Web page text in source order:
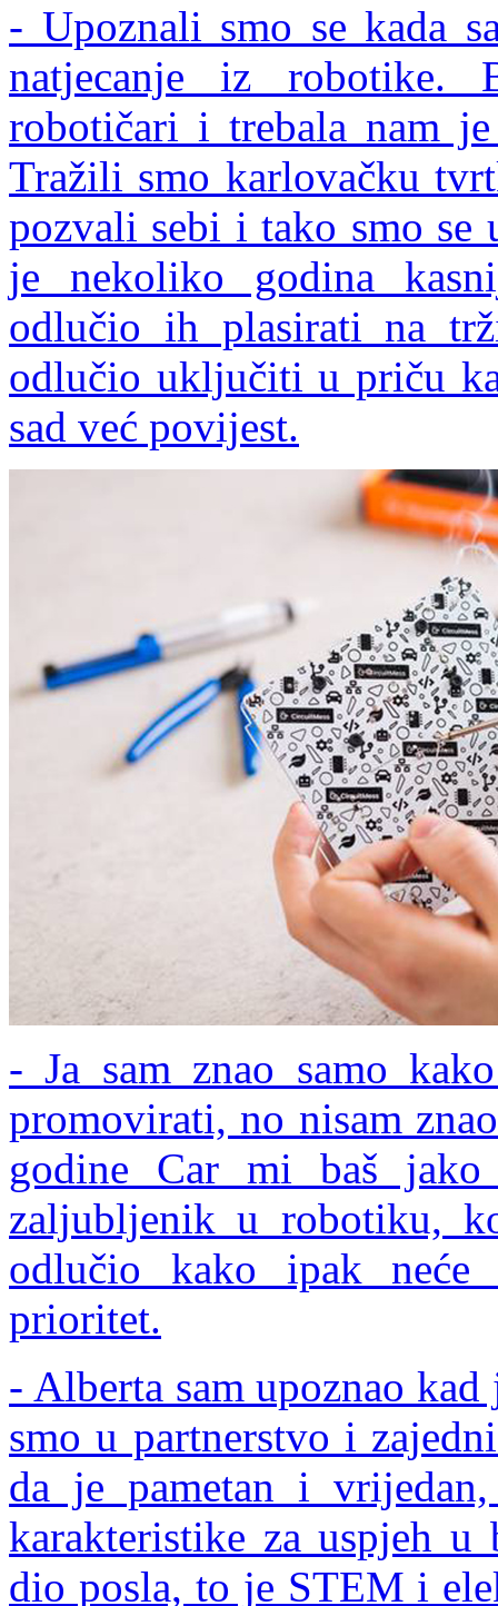
- Upoznali smo se kada
natjecanje iz robotike.
robotičari i trebala nam
Tražili smo karlovačku
pozvali sebi i tako smo se
je nekoliko godina
odlučio ih plasirati na
odlučio uključiti u priču
sad već povijest.
- Ja sam znao samo
promovirati, no nisam
godine Car mi baš
zaljubljenik u robotiku,
odlučio kako ipak
prioritet.
- Alberta sam upoznao
smo u partnerstvo i
da je pametan i
karakteristike za uspjeh
dio posla, to je STEM i